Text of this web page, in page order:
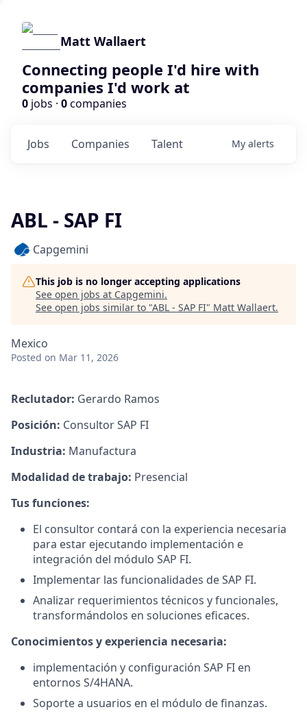
Matt Wallaert
Connecting people I'd hire with
companies I'd work at
0 jobs · 0companies
Jobs Companies Talent My alerts
ABL - SAP FI
Capgemini
This job is no longer accepting applications
See open jobs at Capgemini.
See open jobs similar to "ABL - SAP FI" Matt Wallaert.
Mexico
Posted on Mar 11, 2026
Reclutador: Gerardo Ramos
Posición: Consultor SAP FI
Industria: Manufactura
Modalidad de trabajo: Presencial
Tus funciones:
El consultor contará con la experiencia necesaria
para estar ejecutando implementación e
integración del módulo SAP FI.
Implementar las funcionalidades de SAP FI.
Analizar requerimientos técnicos y funcionales,
transformándolos en soluciones eficaces.
Conocimientos y experiencia necesaria:
implementación y configuración SAP FI en
entornos S/4HANA.
Soporte a usuarios en el módulo de finanzas.